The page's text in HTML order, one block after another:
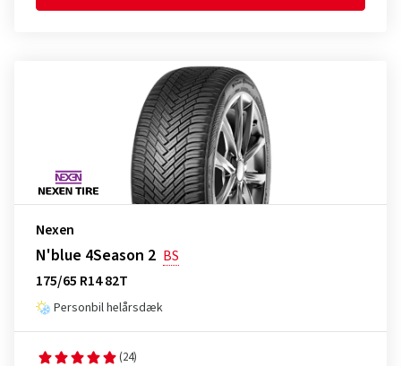
Nexen
N'blue 4Season 2 BS
175/65 R14 82T
Personbil helårsdæk
(24)